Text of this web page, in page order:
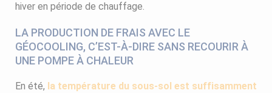
hiver en période de chauffage.
LA PRODUCTION DE FRAIS AVEC LE
GÉOCOOLING, C’EST-À-DIRE SANS RECOURIR À
UNE POMPE À CHALEUR
En été, la température du sous-sol est suffisamment